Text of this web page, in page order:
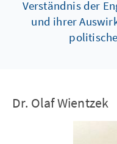
Verständnis der
und ihrer
Dr. Olaf Wientzek